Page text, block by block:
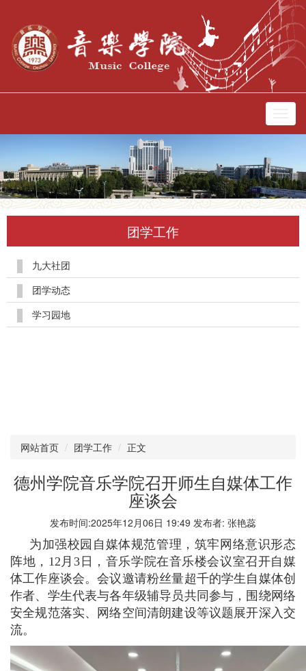
换
团学工作
九大社团
团学动态
学习园地
网站首页 团学工作 正文
德州学院音乐学院召开师生自媒体工作
座谈会
发布时间:2025年12月06日 19:49 发布者: 张艳蕊
为加强校园自媒体规范管理，筑牢网络意识形态
阵地，12月3日，音乐学院在音乐楼会议室召开自媒
体工作座谈会。会议邀请粉丝量超千的学生自媒体创
作者、学生代表与各年级辅导员共同参与，围绕网络
安全规范落实、网络空间清朗建设等议题展开深入交
流。